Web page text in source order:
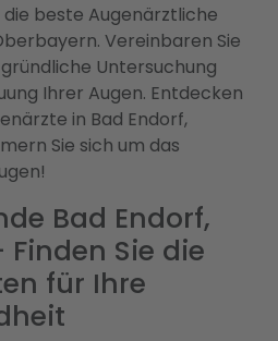
beste Augenärztliche
Vereinbaren Sie
Untersuchung
Ihrer Augen. Entdecken
in Bad Endorf,
Sie sich um das
Bad Endorf,
Sie die
für Ihre